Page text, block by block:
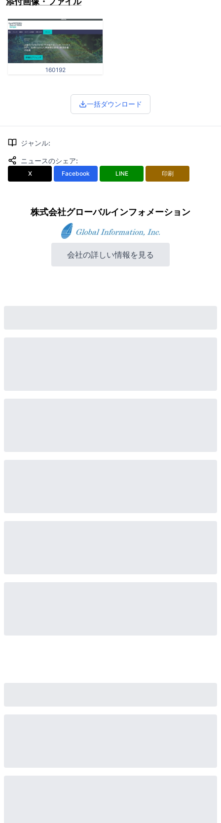
160192
一括ダウンロード
ジャンル:
ニュースのシェア:
X Facebook LINE 印刷
株式会社グローバルインフォメーション
会社の詳しい情報を見る